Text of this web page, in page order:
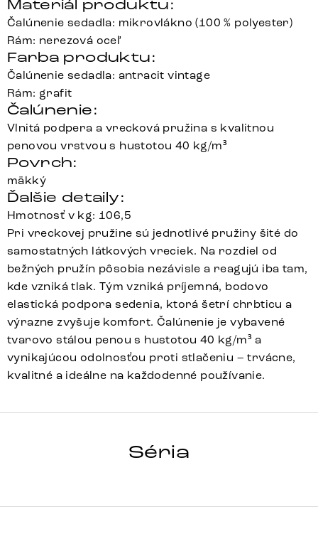
Materiál produktu:
Čalúnenie sedadla: mikrovlákno (100 % polyester)
Rám: nerezová oceľ
Farba produktu:
Čalúnenie sedadla: antracit vintage
Rám: grafit
Čalúnenie:
Vlnitá podpera a vrecková pružina s kvalitnou
penovou vrstvou s hustotou 40 kg/m³
Povrch:
mäkký
Ďalšie detaily:
Hmotnosť v kg: 106,5
Pri vreckovej pružine sú jednotlivé pružiny šité do
samostatných látkových vreciek. Na rozdiel od
bežných pružín pôsobia nezávisle a reagujú iba tam,
kde vzniká tlak. Tým vzniká príjemná, bodovo
elastická podpora sedenia, ktorá šetrí chrbticu a
výrazne zvyšuje komfort. Čalúnenie je vybavené
tvarovo stálou penou s hustotou 40 kg/m³ a
vynikajúcou odolnosťou proti stlačeniu – trvácne,
kvalitné a ideálne na každodenné používanie.
Séria
TAYA-FLEX